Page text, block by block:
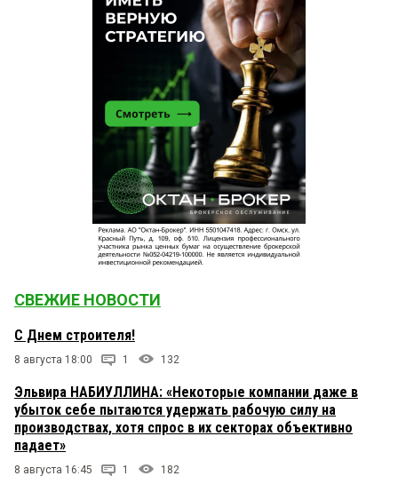
СВЕЖИЕ НОВОСТИ
С Днем строителя!
8 августа 18:00 1 132
Эльвира НАБИУЛЛИНА: «Некоторые компании даже в
убыток себе пытаются удержать рабочую силу на
производствах, хотя спрос в их секторах объективно
падает»
8 августа 16:45 1 182